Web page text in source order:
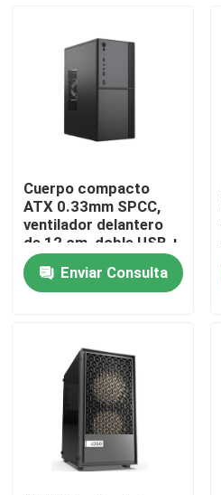
En casa
Sobre nosotros
Recorrido por la fábrica
Cuerpo compacto
ATX 0.33mm SPCC,
ventilador delantero
de 12 cm, doble USB +
audio, soporte M-ATX,
260 * 160 * 350mm
Enviar Consulta